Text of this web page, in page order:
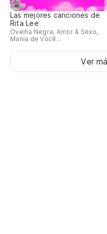
Las mejores canciones de
Rita Lee
Ovelha Negra, Amor & Sexo,
Mania de Você...
Ver